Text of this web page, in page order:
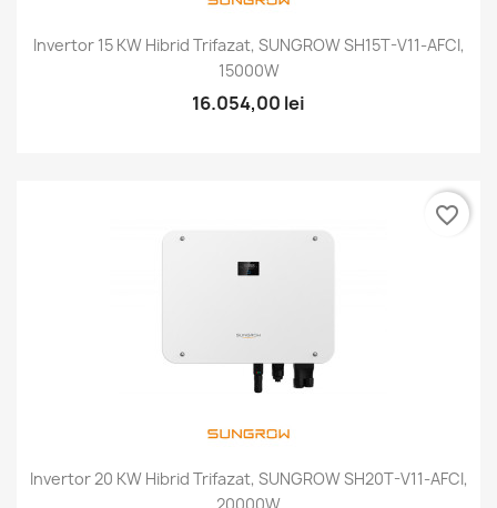
Invertor 15 KW Hibrid Trifazat, SUNGROW SH15T-V11-AFCI,
15000W
16.054,00 lei
Invertor 20 KW Hibrid Trifazat, SUNGROW SH20T-V11-AFCI,
favorite_border